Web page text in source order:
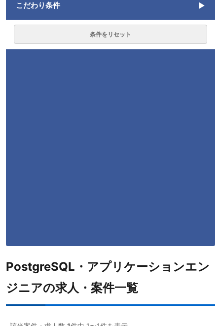
こだわり条件
条件をリセット
PostgreSQL・アプリケーションエン
ジニアの求人・案件一覧